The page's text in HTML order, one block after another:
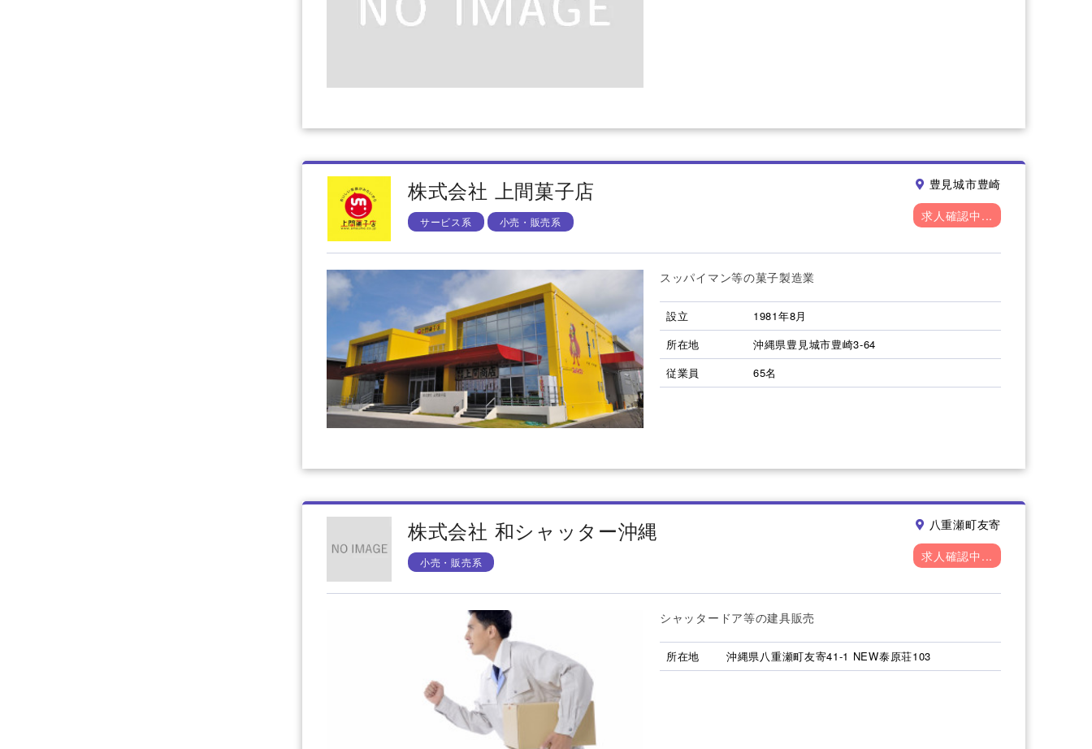
株式会社 上間菓子店
サービス系 小売・販売系
豊見城市豊崎
求人確認中...
スッパイマン等の菓子製造業
設立
1981年8月
所在地
沖縄県豊見城市豊崎3-64
従業員
65名
株式会社 和シャッター沖縄
小売・販売系
八重瀬町友寄
求人確認中...
シャッタードア等の建具販売
所在地 沖縄県八重瀬町友寄41-1 NEW泰原荘103